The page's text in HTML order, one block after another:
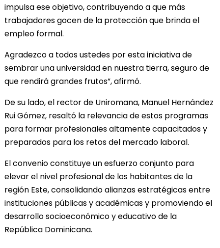
impulsa ese objetivo, contribuyendo a que más
trabajadores gocen de la protección que brinda el
empleo formal.
Agradezco a todos ustedes por esta iniciativa de
sembrar una universidad en nuestra tierra, seguro de
que rendirá grandes frutos”, afirmó.
De su lado, el rector de Uniromana, Manuel Hernández
Rui Gómez, resaltó la relevancia de estos programas
para formar profesionales altamente capacitados y
preparados para los retos del mercado laboral.
El convenio constituye un esfuerzo conjunto para
elevar el nivel profesional de los habitantes de la
región Este, consolidando alianzas estratégicas entre
instituciones públicas y académicas y promoviendo el
desarrollo socioeconómico y educativo de la
República Dominicana.